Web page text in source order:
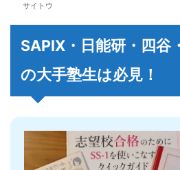
サイトウ
SAPIX・日能研・四谷
の大手塾生は必見！